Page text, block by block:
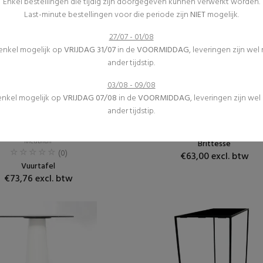
Meubilair
(0)
Vuurtafel
€73,76 excl. btw
Brittesse
€63,00 excl. btw
Last-minute bestellingen voor die periode zijn NIETmogelijk.
27/07 - 01/08
mogelijk opVRIJDAG 31/07in deVOORMIDDAG, leveringen zijn
ander tijdstip.
03/08 - 09/08
mogelijk opVRIJDAG 07/08 in deVOORMIDDAG, leveringen zijn
ander tijdstip.